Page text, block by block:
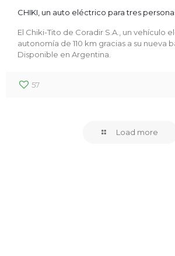
CHIKI, un auto eléctrico para tres
El Chiki-Tito de Coradir S.A., un vehículo
autonomía de 110 km gracias a su nueva
Disponible en Argentina.
57
Load more